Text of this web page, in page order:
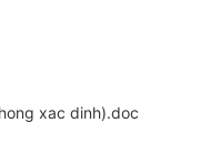
xac dinh).doc